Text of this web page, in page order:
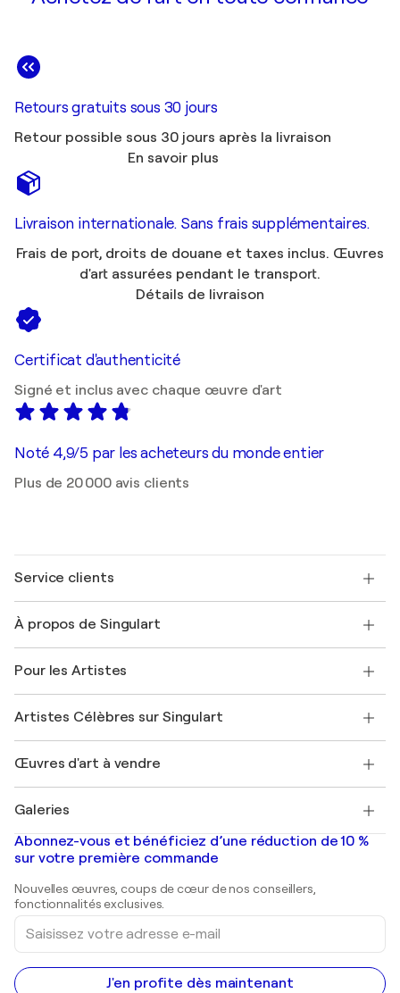
Retours gratuits sous 30 jours
Retour possible sous 30 jours après la livraison
En savoir plus
Livraison internationale. Sans frais supplémentaires.
Frais de port, droits de douane et taxes inclus. Œuvres
d'art assurées pendant le transport.
Détails de livraison
Certificat d'authenticité
Signé et inclus avec chaque œuvre d'art
Noté 4,9/5 par les acheteurs du monde entier
Plus de 20 000 avis clients
Service clients
Expédition
Offrir une carte cadeau
Rejoignez notre programme commercial
Mon compte
+33 1 76 44 06 42
À propos de Singulart
FAQ
Magazine Singulart
Emplois
Découvrez une sélection d'art original
Pour les Artistes
Se connecter en tant qu'Artiste
Artistes Célèbres sur Singulart
Marc Chagall
Banksy
Mr. Brainwash
Shepard Fairey
Œuvres d'art à vendre
Tableaux abstraits à vendre
Peintures de paysage
Estampes
Peintures acryliques
Galeries
Galeries d'art en France
Galeries d'art en Belgique
Abonnez-vous et bénéficiez d’une réduction de 10 %
sur votre première commande
Nouvelles œuvres, coups de cœur de nos conseillers,
fonctionnalités exclusives.
Saisissez
votre
adresse
e-
mail
J'en profite dès maintenant